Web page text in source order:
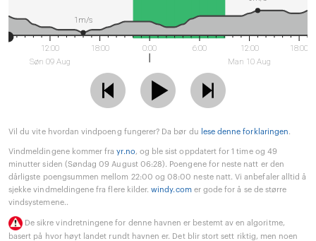
12:00
Søn 09 Aug
18:00 0:00 6:00
12:00
Man 10 Aug
18:00
1m/s
Vil du vite hvordan vindpoeng fungerer? Da bør du lese denne forklaringen.
Vindmeldingene kommer frayr.no, og ble sist oppdatert for 1 time og 49
minutter siden (Søndag 09 August 06:28). Poengene for neste natt er den
dårligste poengsummen mellom 22:00 og 08:00 neste natt. Vi anbefaler alltid å
sjekke vindmeldingene fra flere kilder.windy.comer gode for å se de større
vindsystemene..
De sikre vindretningene for denne havnen er bestemt av en algoritme,
basert på hvor høyt landet rundt havnen er. Det blir stort sett riktig, men noen